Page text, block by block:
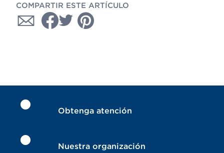
COMPARTIR ESTE ARTÍCULO
Obtenga atención
Nuestra organización